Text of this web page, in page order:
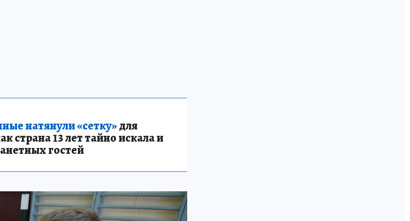
натянули «сетку»для
страна 13 лет тайно искала и
гостей